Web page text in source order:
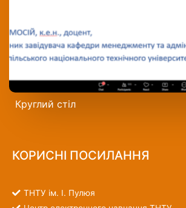
Круглий стіл
КОРИСНІ ПОСИЛАННЯ
ТНТУ ім. І. Пулюя